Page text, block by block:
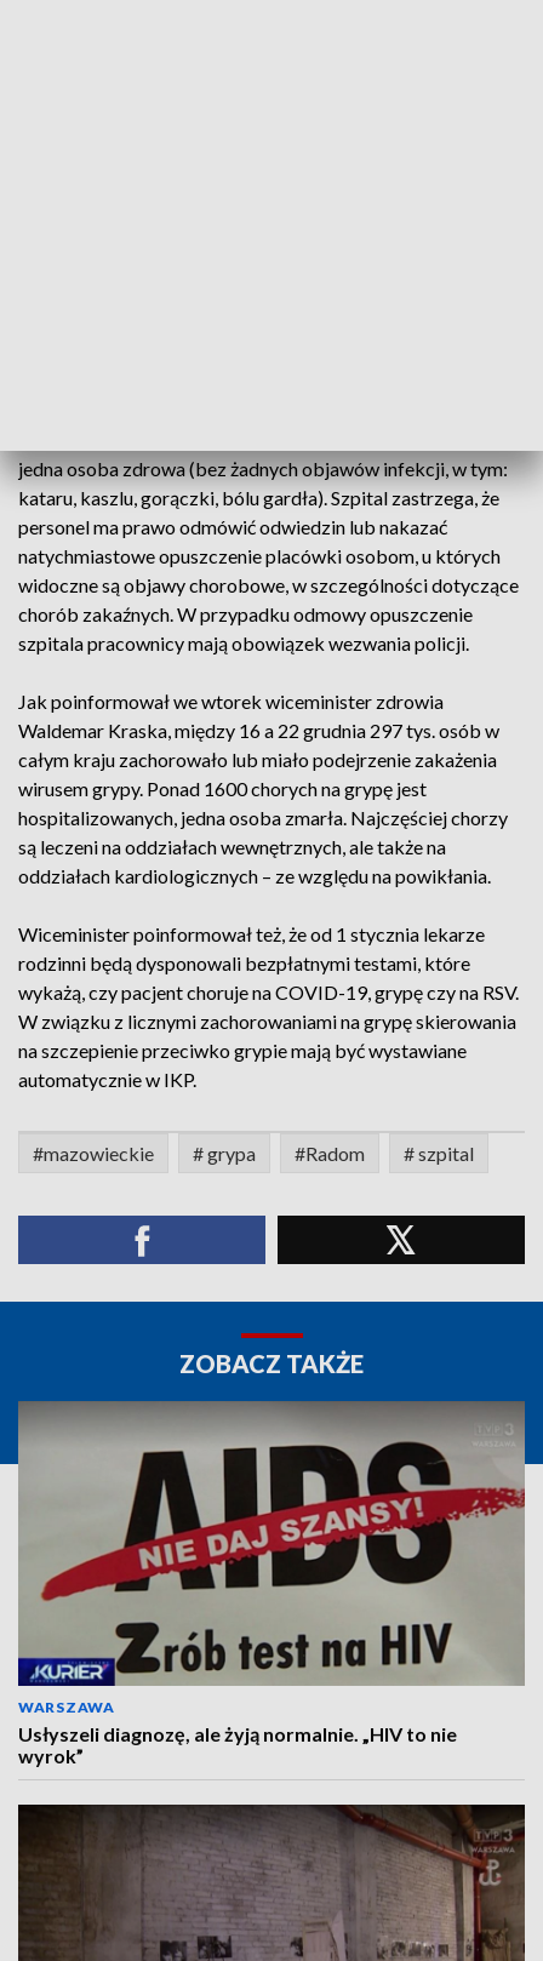
jedna osoba zdrowa (bez żadnych objawów infekcji, w tym:
kataru, kaszlu, gorączki, bólu gardła). Szpital zastrzega, że
personel ma prawo odmówić odwiedzin lub nakazać
natychmiastowe opuszczenie placówki osobom, u których
widoczne są objawy chorobowe, w szczególności dotyczące
chorób zakaźnych. W przypadku odmowy opuszczenie
szpitala pracownicy mają obowiązek wezwania policji.
Jak poinformował we wtorek wiceminister zdrowia
Waldemar Kraska, między 16 a 22 grudnia 297 tys. osób w
całym kraju zachorowało lub miało podejrzenie zakażenia
wirusem grypy. Ponad 1600 chorych na grypę jest
hospitalizowanych, jedna osoba zmarła. Najczęściej chorzy
są leczeni na oddziałach wewnętrznych, ale także na
oddziałach kardiologicznych – ze względu na powikłania.
Wiceminister poinformował też, że od 1 stycznia lekarze
rodzinni będą dysponowali bezpłatnymi testami, które
wykażą, czy pacjent choruje na COVID-19, grypę czy na RSV.
W związku z licznymi zachorowaniami na grypę skierowania
na szczepienie przeciwko grypie mają być wystawiane
automatycznie w IKP.
#mazowieckie # grypa #Radom # szpital
ZOBACZ TAKŻE
WARSZAWA
Usłyszeli diagnozę, ale żyją normalnie. „HIV to nie
wyrok”